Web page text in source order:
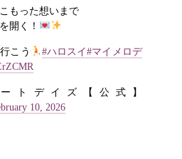
もった想いまで
開く！
こう #ハロスイ#マイメロデ
トデイズ【公式】
10, 2026